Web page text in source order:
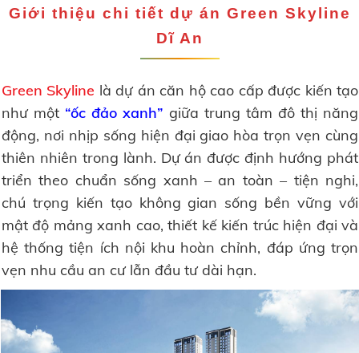
Giới thiệu chi tiết dự án Green Skyline
Dĩ An
Green Skyline là dự án căn hộ cao cấp được kiến tạo
như một “ốc đảo xanh” giữa trung tâm đô thị năng
động, nơi nhịp sống hiện đại giao hòa trọn vẹn cùng
thiên nhiên trong lành. Dự án được định hướng phát
triển theo chuẩn sống xanh – an toàn – tiện nghi,
chú trọng kiến tạo không gian sống bền vững với
mật độ mảng xanh cao, thiết kế kiến trúc hiện đại và
hệ thống tiện ích nội khu hoàn chỉnh, đáp ứng trọn
vẹn nhu cầu an cư lẫn đầu tư dài hạn.